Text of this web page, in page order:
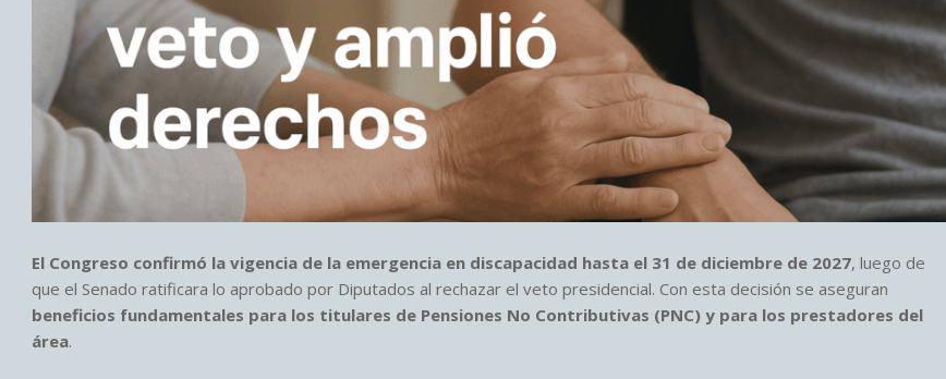
El Congreso confirmó la vigencia de la emergencia en discapacidad hasta el 31 de diciembre de 2027, luego de
que el Senado ratificara lo aprobado por Diputados al rechazar el veto presidencial. Con esta decisión se aseguran
beneficios fundamentales para los titulares de Pensiones No Contributivas (PNC) y para los prestadores del
área.